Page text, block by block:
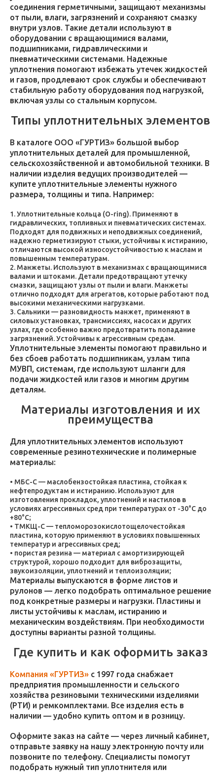
соединения герметичными, защищают механизмы
от пыли, влаги, загрязнений и сохраняют смазку
внутри узлов. Такие детали используют в
оборудовании с вращающимися валами,
подшипниками, гидравлическими и
пневматическими системами. Надежные
уплотнения помогают избежать утечек жидкостей
и газов, продлевают срок службы и обеспечивают
стабильную работу оборудования под нагрузкой,
включая узлы со стальным корпусом.
Типы уплотнительных элементов
В каталоге ООО «ГУРТИЗ» большой выбор
уплотнительных деталей для промышленной,
сельскохозяйственной и автомобильной техники. В
наличии изделия ведущих производителей —
купите уплотнительные элементы нужного
размера, толщины и типа. Например:
Уплотнительные кольца (O-ring). Применяют в
гидравлических, топливных и пневматических системах.
Подходят для подвижных и неподвижных соединений,
надежно герметизируют стыки, устойчивы к истиранию,
отличаются высокой износоустойчивостью к маслам и
повышенным температурам.
Манжеты. Используют в механизмах с вращающимися
валами и штоками. Детали предотвращают утечку
смазки, защищают узлы от пыли и влаги. Манжеты
отлично подходят для агрегатов, которые работают под
высокими механическими нагрузками.
Сальники — разновидность манжет, применяют в
силовых установках, трансмиссиях, насосах и других
узлах, где особенно важно предотвратить попадание
загрязнений. Устойчивы к агрессивным средам.
Уплотнительные элементы помогают правильно и
без сбоев работать подшипникам, узлам типа
МУВП, системам, где используют шланги для
подачи жидкостей или газов и многим другим
деталям.
Материалы изготовления и их
преимущества
Для уплотнительных элементов используют
современные резинотехнические и полимерные
материалы:
МБС-С — маслобензостойкая пластина, стойкая к
нефтепродуктам и истиранию. Используют для
изготовления прокладок, уплотнений и настилов в
условиях агрессивных сред при температурах от -30°C до
+80°C;
ТМКЩ-С — тепломорозокислотощелочестойкая
пластина, которую применяют в условиях повышенных
температур и агрессивных сред;
пористая резина — материал с амортизирующей
структурой, хорошо подходит для виброзащиты,
звукоизоляции, уплотнений и теплоизоляции;
Материалы выпускаются в форме листов и
рулонов — легко подобрать оптимальное решение
под конкретные размеры и нагрузки. Пластины и
листы устойчивы к маслам, истиранию и
механическим воздействиям. При необходимости
доступны варианты разной толщины.
Где купить и как оформить заказ
Компания «ГУРТИЗ» с 1997 года снабжает
предприятия промышленности и сельского
хозяйства резиновыми техническими изделиями
(РТИ) и ремкомплектами. Все изделия есть в
наличии — удобно купить оптом и в розницу.
Оформите заказ на сайте — через личный кабинет,
отправьте заявку на нашу электронную почту или
позвоните по телефону. Специалисты помогут
подобрать нужный тип уплотнителя или